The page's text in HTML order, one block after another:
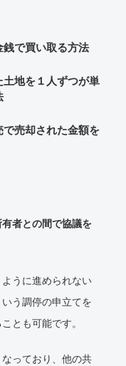
で買い取る方法
地を１人ずつが単
売却された金額を
者との間で協議を
うに進められない
いう調停の申立てを
とも可能です。
なっており、他の共